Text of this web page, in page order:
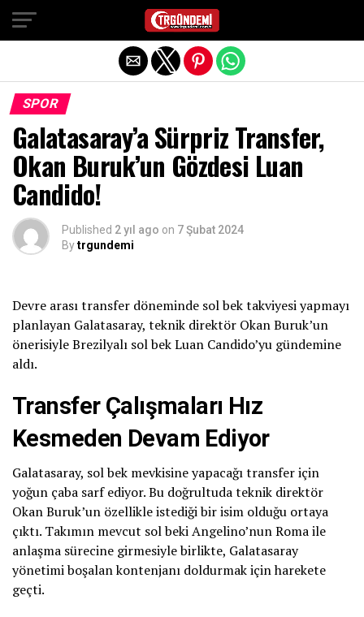
SPOR
Galatasaray’a Sürpriz Transfer,
Okan Buruk’un Gözdesi Luan
Candido!
Published 2 yıl ago on 7 Şubat 2024
Bytrgundemi
Devre arası transfer döneminde sol bek takviyesi yapmayı
planlayan Galatasaray, teknik direktör Okan Buruk’un
önerisiyle Brezilyalı sol bek Luan Candido’yu gündemine
aldı.
Transfer Çalışmaları Hız
Kesmeden Devam Ediyor
Galatasaray, sol bek mevkisine yapacağı transfer için
yoğun çaba sarf ediyor. Bu doğrultuda teknik direktör
Okan Buruk’un özellikle istediği bir isim olduğu ortaya
çıktı. Takımın mevcut sol beki Angelino’nun Roma ile
anlaşma sürecine girmesiyle birlikte, Galatasaray
yönetimi boşalan kontenjanı doldurmak için harekete
geçti.
Exit mobile version